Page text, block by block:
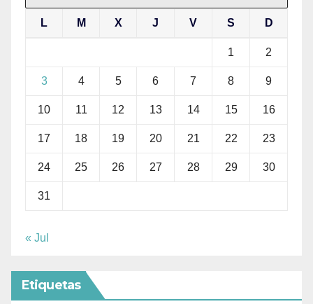
L M X J V S D
1 2
3 4 5 6 7 8 9
10 11 12 13 14 15 16
17 18 19 20 21 22 23
24 25 26 27 28 29 30
31
« Jul
Etiquetas